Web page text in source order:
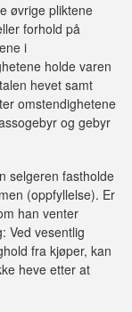
øvrige pliktene
forhold på
i
holde varen
hevet samt
omstendighetene
og gebyr
selgeren fastholde
(oppfyllelse). Er
han venter
Ved vesentlig
fra kjøper, kan
heve etter at